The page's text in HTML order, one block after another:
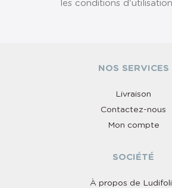
les conditions
NOS SERVICES
Livraison
Contactez-nous
Mon compte
SOCIÉTÉ
À propos de